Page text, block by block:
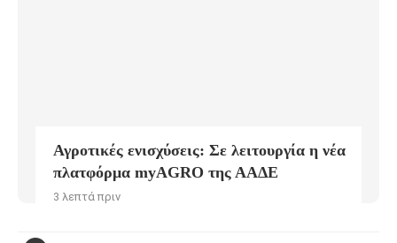
Αγροτικές ενισχύσεις: Σε λειτουργία η νέα
πλατφόρμα myAGRO της ΑΑΔΕ
3 λεπτά πριν